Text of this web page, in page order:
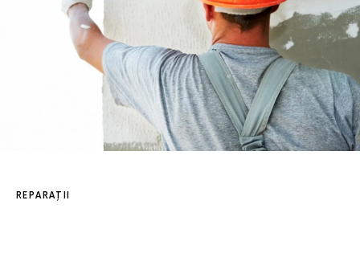
REPARAȚII